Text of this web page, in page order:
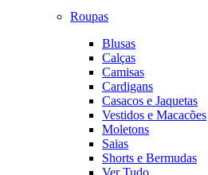
Roupas
Blusas
Calças
Camisas
Cardigans
Casacos e Jaquetas
Vestidos e Macacões
Moletons
Saias
Shorts e Bermudas
Ver Tudo